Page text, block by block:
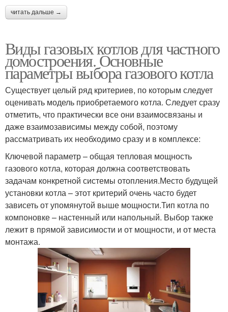
читать дальше →
Виды газовых котлов для частного
домостроения. Основные
параметры выбора газового котла
Существует целый ряд критериев, по которым следует
оценивать модель приобретаемого котла. Следует сразу
отметить, что практически все они взаимосвязаны и
даже взаимозависимы между собой, поэтому
рассматривать их необходимо сразу и в комплексе:
Ключевой параметр – общая тепловая мощность
газового котла, которая должна соответствовать
задачам конкретной системы отопления.Место будущей
установки котла – этот критерий очень часто будет
зависеть от упомянутой выше мощности.Тип котла по
компоновке – настенный или напольный. Выбор также
лежит в прямой зависимости и от мощности, и от места
монтажа.